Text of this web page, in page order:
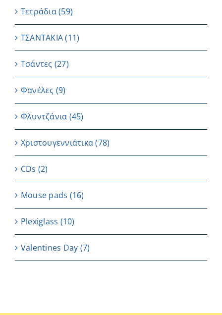
Τετράδια(59)
ΤΣΑΝΤΑΚΙΑ (11)
Τσάντες (27)
Φανέλες (9)
Φλυντζάνια (45)
Χριστουγεννιάτικα(78)
CDs (2)
Μouse pads (16)
Plexiglass (10)
Valentines Day (7)